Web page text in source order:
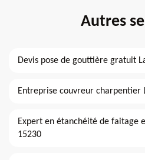
Autres
Devis pose de gouttière gratuit
Entreprise couvreur charpentier
Expert en étanchéité de faitage
15230